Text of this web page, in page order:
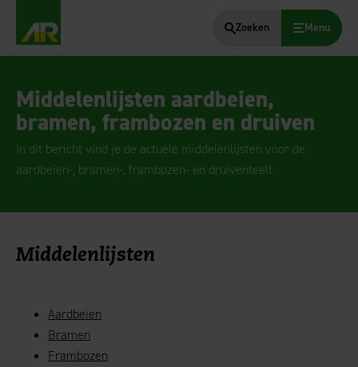
AgruniekRijnvallei
Zoeken Menu
Middelenlijsten aardbeien,
bramen, frambozen en druiven
In dit bericht vind je de actuele middelenlijsten voor de
aardbeien-, bramen-, frambozen- en druiventeelt.
Middelenlijsten
Aardbeien
Bramen
Frambozen